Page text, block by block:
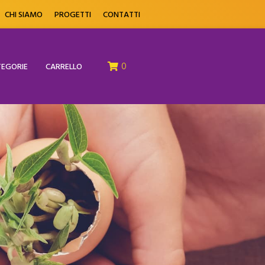
CHI SIAMO PROGETTI CONTATTI
CARRELLO 0